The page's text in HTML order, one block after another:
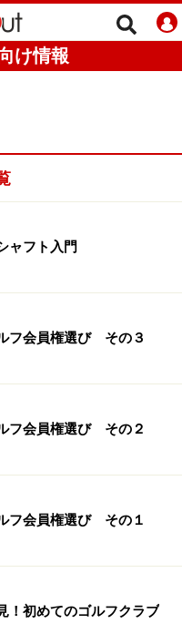
け情報
ャフト入門
フ会員権選び その３
フ会員権選び その２
フ会員権選び その１
！初めてのゴルフクラブ